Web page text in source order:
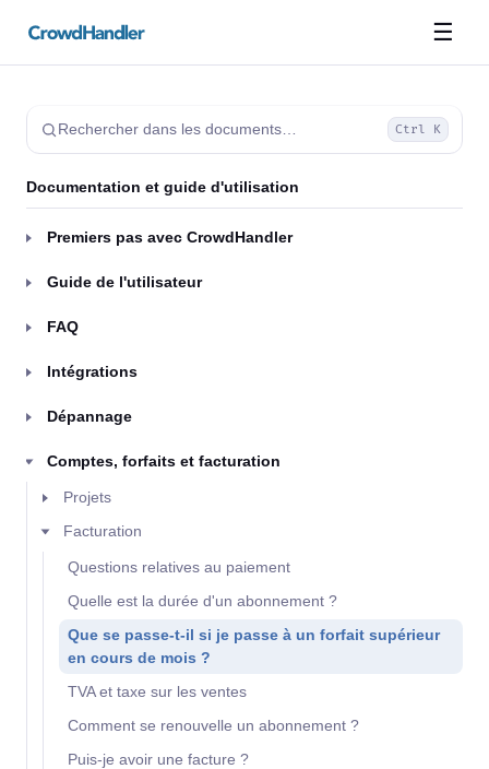
☰
Rechercher dans les documents… Ctrl K
Documentation et guide d'utilisation
Premiers pas avec CrowdHandler
Guide de l'utilisateur
FAQ
Intégrations
Dépannage
Comptes, forfaits et facturation
Projets
Facturation
Questions relatives au paiement
Quelle est la durée d'un abonnement ?
Que se passe-t-il si je passe à un forfait supérieur
en cours de mois ?
TVA et taxe sur les ventes
Comment se renouvelle un abonnement ?
Puis-je avoir une facture ?